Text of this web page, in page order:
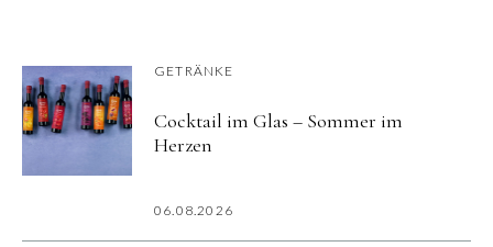
GETRÄNKE
Cocktail im Glas – Sommer im
Herzen
06.08.2026